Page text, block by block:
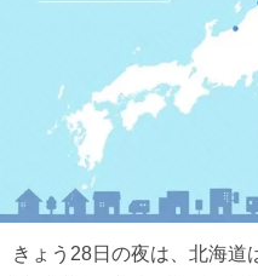
きょう28日の夜は、北海道